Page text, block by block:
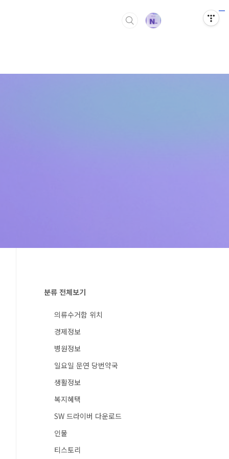
분류 전체보기
의류수거함 위치
경제정보
병원정보
일요일 문연 당번약국
생활정보
복지혜택
SW 드라이버 다운로드
인물
티스토리